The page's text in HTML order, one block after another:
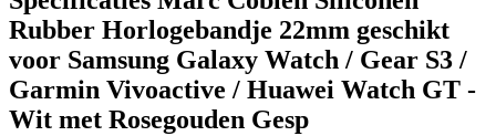
Rubber Horlogebandje 22mm geschikt
voor Samsung Galaxy Watch / Gear S3 /
Garmin Vivoactive / Huawei Watch GT -
Wit met Rosegouden Gesp